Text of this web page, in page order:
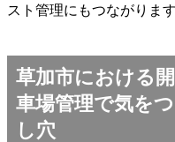
スト管理にもつながります
草加市における
車場管理で気を
し穴